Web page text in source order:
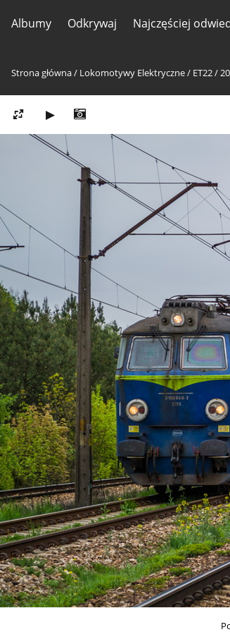
Albumy Odkrywaj Najczęściej
Strona główna/ Lokomotywy Elektryczne/ ET22 /